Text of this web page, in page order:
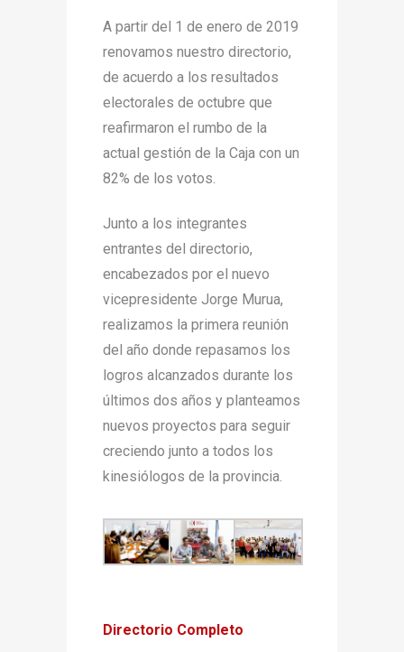
A partir del 1 de enero de 2019
renovamos nuestro directorio,
de acuerdo a los resultados
electorales de octubre que
reafirmaron el rumbo de la
actual gestión de la Caja con un
82% de los votos.
Junto a los integrantes
entrantes del directorio,
encabezados por el nuevo
vicepresidente Jorge Murua,
realizamos la primera reunión
del año donde repasamos los
logros alcanzados durante los
últimos dos años y planteamos
nuevos proyectos para seguir
creciendo junto a todos los
kinesiólogos de la provincia.
Directorio Completo